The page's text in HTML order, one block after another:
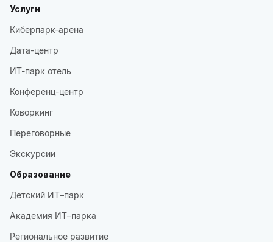
Услуги
Киберпарк-арена
Дата-центр
ИТ-парк отель
Конференц-центр
Коворкинг
Переговорные
Экскурсии
Образование
Детский ИТ–парк
Академия ИТ–парка
Региональное развитие